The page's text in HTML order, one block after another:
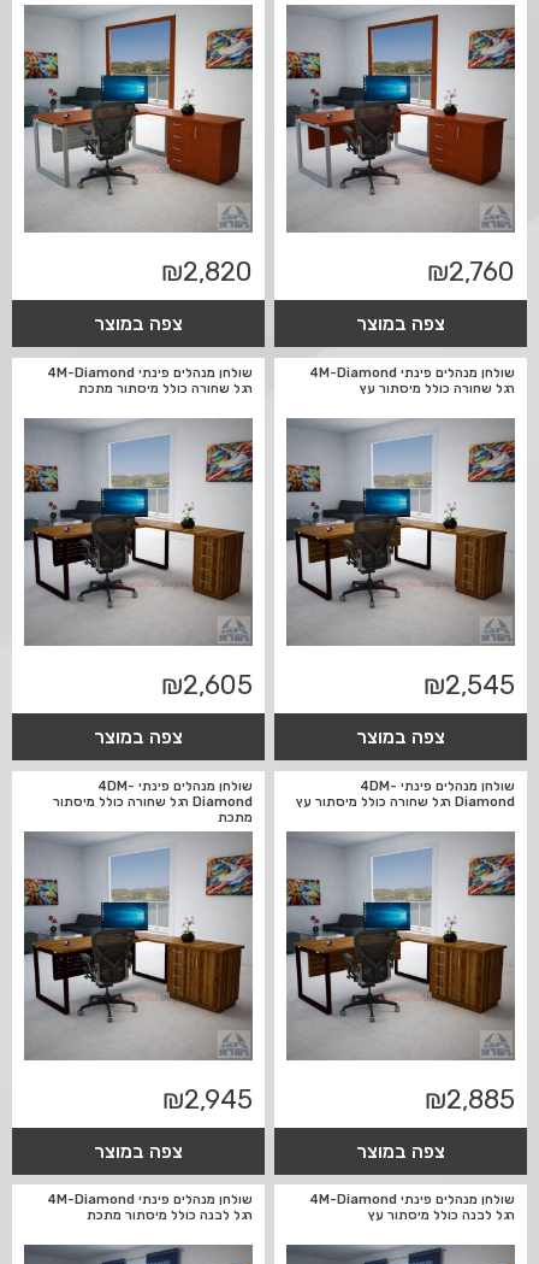
₪2,760
צפה במוצר
₪2,820
צפה במוצר
שולחן מנהלים פינתי 4M-Diamond
רגל שחורה כולל מיסתור עץ
₪2,545
צפה במוצר
שולחן מנהלים פינתי 4M-Diamond
רגל שחורה כולל מיסתור מתכת
₪2,605
צפה במוצר
שולחן מנהלים פינתי 4DM-
Diamond רגל שחורה כולל מיסתור עץ
₪2,885
צפה במוצר
שולחן מנהלים פינתי 4DM-
Diamond רגל שחורה כולל מיסתור
מתכת
₪2,945
צפה במוצר
שולחן מנהלים פינתי 4M-Diamond
רגל לבנה כולל מיסתור עץ
שולחן מנהלים פינתי 4M-Diamond
רגל לבנה כולל מיסתור מתכת